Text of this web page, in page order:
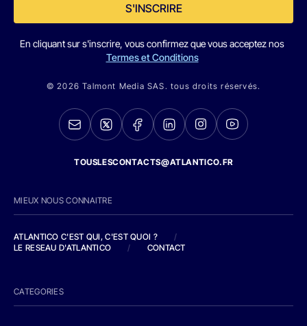
S'INSCRIRE
En cliquant sur s'inscrire, vous confirmez que vous acceptez nos
Termes et Conditions
© 2026 Talmont Media SAS. tous droits réservés.
TOUSLESCONTACTS@ATLANTICO.FR
MIEUX NOUS CONNAITRE
ATLANTICO C'EST QUI, C'EST QUOI ?
/
LE RESEAU D'ATLANTICO
/ CONTACT
CATEGORIES